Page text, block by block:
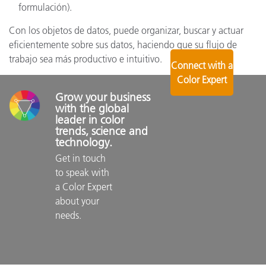
formulación).
Con los objetos de datos, puede organizar, buscar y actuar
eficientemente sobre sus datos, haciendo que su flujo de
trabajo sea más productivo e intuitivo.
Grow your business
with the global
leader in color
trends, science and
technology.
Get in touch
to speak with
a Color Expert
about your
needs.
Connect with a
Color Expert